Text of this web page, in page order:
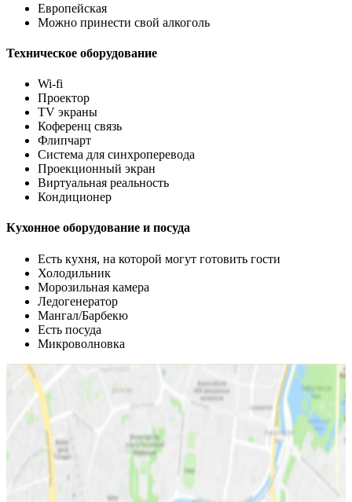
Европейская
Можно принести свой алкоголь
Техническое оборудование
Wi-fi
Проектор
TV экраны
Коференц связь
Флипчарт
Система для синхроперевода
Проекционный экран
Виртуальная реальность
Кондиционер
Кухонное оборудование и посуда
Есть кухня, на которой могут готовить гости
Холодильник
Морозильная камера
Ледогенератор
Мангал/Барбекю
Есть посуда
Микроволновка